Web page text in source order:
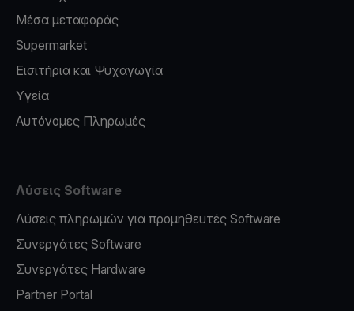
Μέσα μεταφοράς
Supermarket
Εισιτήρια και Ψυχαγωγία
Υγεία
Αυτόνομες Πληρωμές
Λύσεις Software
Λύσεις πληρωμών για προμηθευτές Software
Συνεργάτες Software
Συνεργάτες Hardware
Partner Portal